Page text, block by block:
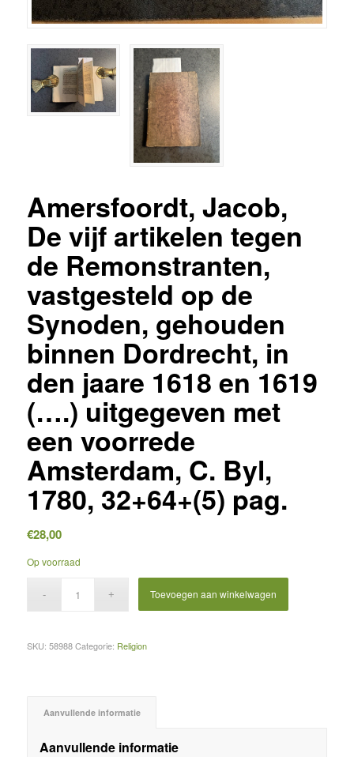
Amersfoordt, Jacob,
De vijf artikelen tegen
de Remonstranten,
vastgesteld op de
Synoden, gehouden
binnen Dordrecht, in
den jaare 1618 en 1619
(….) uitgegeven met
een voorrede
Amsterdam, C. Byl,
1780, 32+64+(5) pag.
€28,00
Op voorraad
Toevoegen aan winkelwagen
SKU: 58988 Categorie: Religion
Aanvullende informatie
Aanvullende informatie